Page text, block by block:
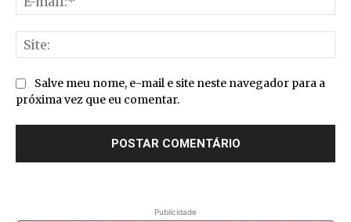
Salve meu nome, e-mail e site neste navegador para a
próxima vez que eu comentar.
Publicidade